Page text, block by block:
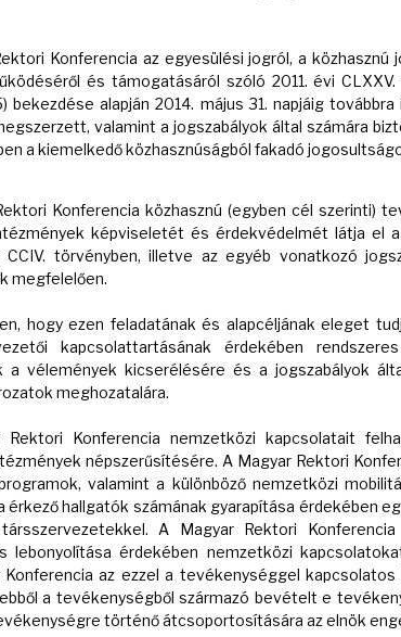
Konferencia az egyesülési jogról, a közhasznú
és támogatásáról szóló 2011. évi
bekezdése alapján 2014. május 31. napjáig
valamint a jogszabályok által számára
a kiemelkedő közhasznúságból fakadó
Konferencia közhasznú (egyben cél szerinti)
képviseletét és érdekvédelmét látja el
CCIV. törvényben, illetve az egyéb vonatkozó
megfelelően.
hogy ezen feladatának és alapcéljának eleget
kapcsolattartásának érdekében
a vélemények kicserélésére és a jogszabályok
meghozatalára.
Konferencia nemzetközi kapcsolatait
népszerűsítésére. A Magyar Rektori
valamint a különböző nemzetközi
érkező hallgatók számának gyarapítása érdekében
A Magyar Rektori
lebonyolítása érdekében nemzetközi
Konferencia az ezzel a tevékenységgel
a tevékenységből származó bevételt e
történő átcsoportosítására az elnök